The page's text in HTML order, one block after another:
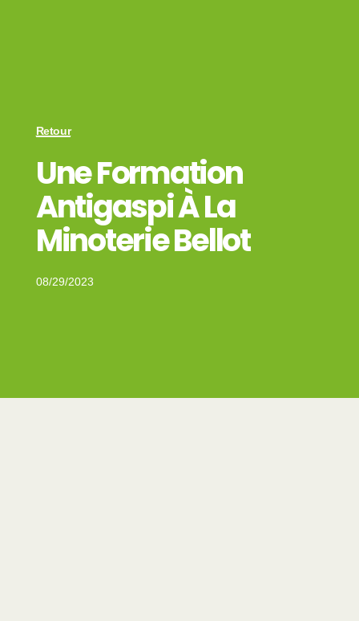
Retour
Une Formation
Antigaspi À La
Minoterie Bellot
08/29/2023